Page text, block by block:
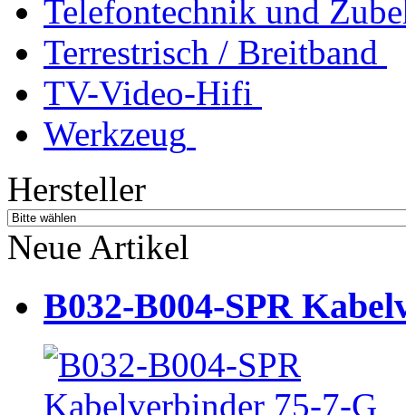
Telefontechnik und
Terrestrisch / Breitband
TV-Video-Hifi
Werkzeug
Hersteller
Neue Artikel
B032-B004-SPR